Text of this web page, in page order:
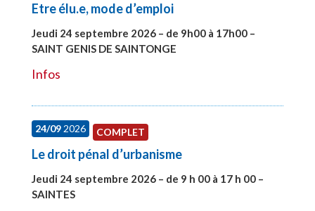
Etre élu.e, mode d’emploi
Jeudi 24 septembre 2026 – de 9h00 à 17h00 –
SAINT GENIS DE SAINTONGE
Infos
24/092026 COMPLET
Le droit pénal d’urbanisme
Jeudi 24 septembre 2026 – de 9 h 00 à 17 h 00 –
SAINTES